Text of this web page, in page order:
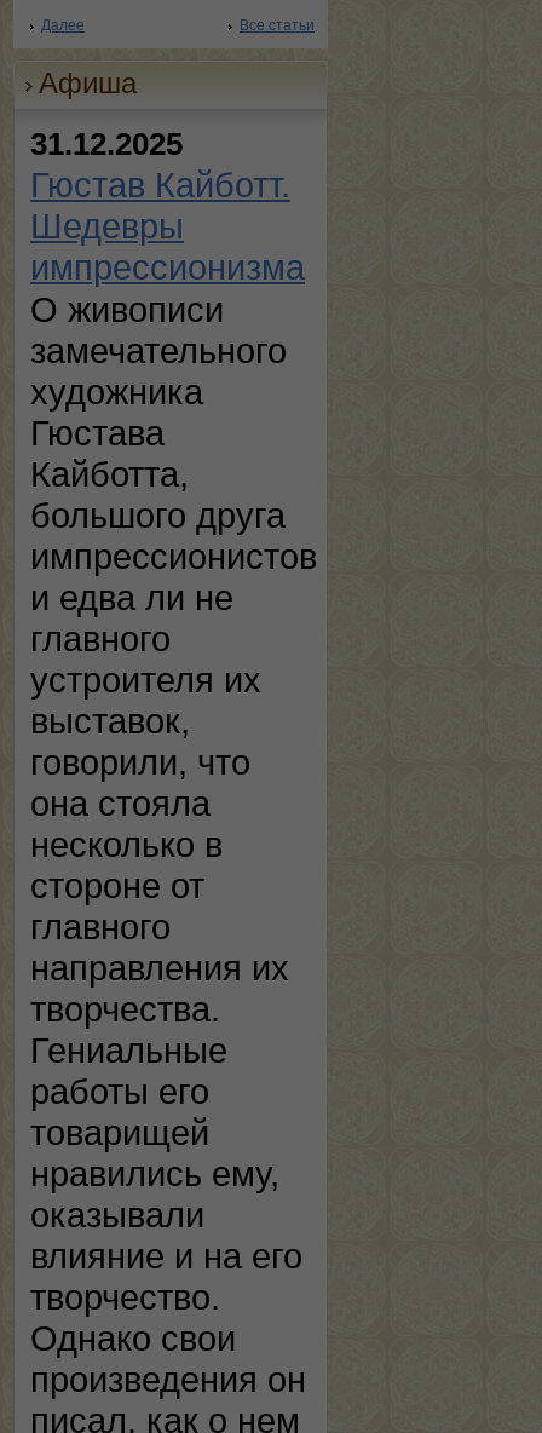
Далее Все статьи
Афиша
31.12.2025
Гюстав Кайботт.
Шедевры
импрессионизма
О живописи
замечательного
художника
Гюстава
Кайботта,
большого друга
импрессионистов
и едва ли не
главного
устроителя их
выставок,
говорили, что
она стояла
несколько в
стороне от
главного
направления их
творчества.
Гениальные
работы его
товарищей
нравились ему,
оказывали
влияние и на его
творчество.
Однако свои
произведения он
писал, как о нем